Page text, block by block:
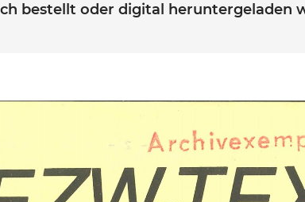
bestellt oder digital heruntergeladen